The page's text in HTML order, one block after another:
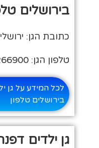
בירושלים
כתובת הגן:
טלפון הגן: 02-6266900
בירושלים טלפון
גן ילדים